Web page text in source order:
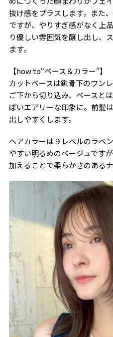
抜け感をプラスします。また
ですが、やりすぎ感がなく上
り優しい雰囲気を醸し出し、
ます。
【how to“ベース＆カラー”】
カットベースは鎖骨下のワン
ご下から切り込み、ベースと
ぽいエアリーな印象に。前髪
出しやすくします。
ヘアカラーは９レベルのラベ
やすい明るめのベージュです
加えることで柔らかさのある